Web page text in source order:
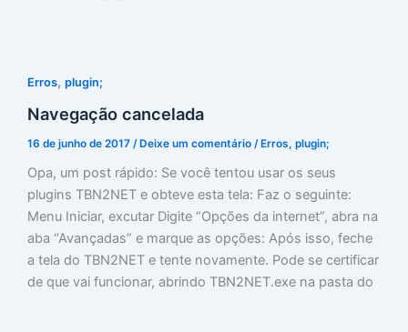
Erros, plugin;
Navegação cancelada
16 de junho de 2017 /Deixe um comentário /Erros, plugin;
Opa, um post rápido: Se você tentou usar os seus
plugins TBN2NET e obteve esta tela: Faz o seguinte:
Menu Iniciar, excutar Digite “Opções da internet”, abra na
aba “Avançadas” e marque as opções: Após isso, feche
a tela do TBN2NET e tente novamente. Pode se certificar
de que vai funcionar, abrindo TBN2NET.exe na pasta do